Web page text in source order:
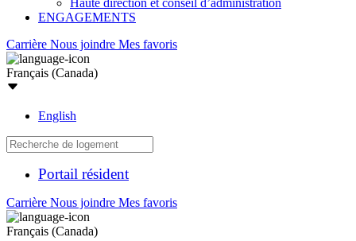
Haute direction et conseil d’administration
ENGAGEMENTS
Carrière Nous joindre Mes favoris
Français (Canada)
English
Portail résident
Carrière Nous joindre Mes favoris
Français (Canada)